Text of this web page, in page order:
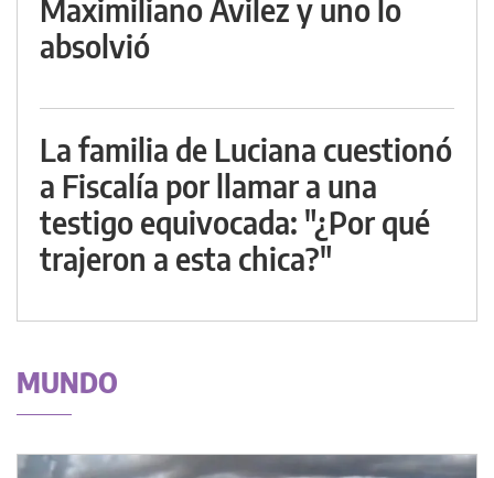
Maximiliano Avilez y uno lo
absolvió
La familia de Luciana cuestionó
a Fiscalía por llamar a una
testigo equivocada: "¿Por qué
trajeron a esta chica?"
MUNDO